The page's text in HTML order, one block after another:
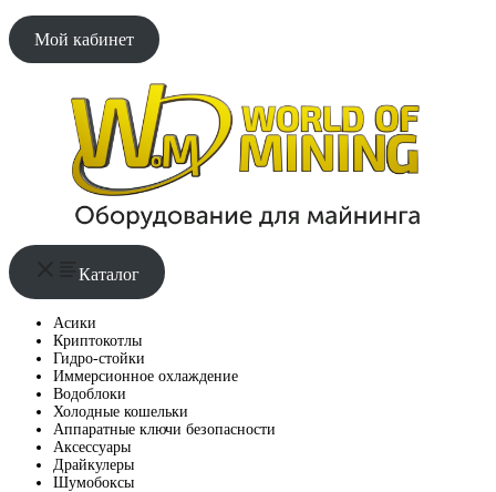
Мой кабинет
Каталог
Асики
Криптокотлы
Гидро-стойки
Иммерсионное охлаждение
Водоблоки
Холодные кошельки
Аппаратные ключи безопасности
Аксессуары
Драйкулеры
Шумобоксы